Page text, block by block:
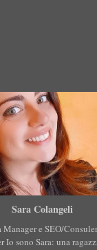
Sara Colangeli
e SEO/
sono Sara: una